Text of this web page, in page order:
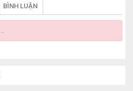
BÌNH LUẬN